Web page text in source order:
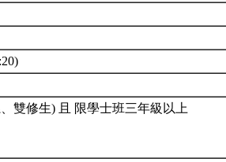
雙修生) 且 限學士班三年級以上